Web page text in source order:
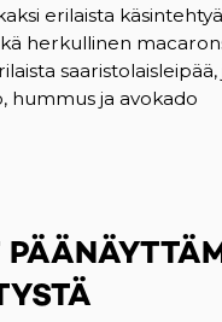
erilaista käsintehtyä
herkullinen
hummus ja avokado